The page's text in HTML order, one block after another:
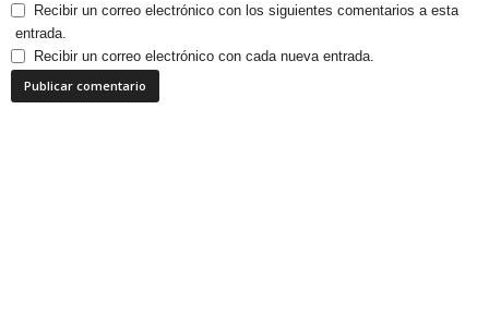
Recibir un correo electrónico con los siguientes comentarios a esta
entrada.
Recibir un correo electrónico con cada nueva entrada.